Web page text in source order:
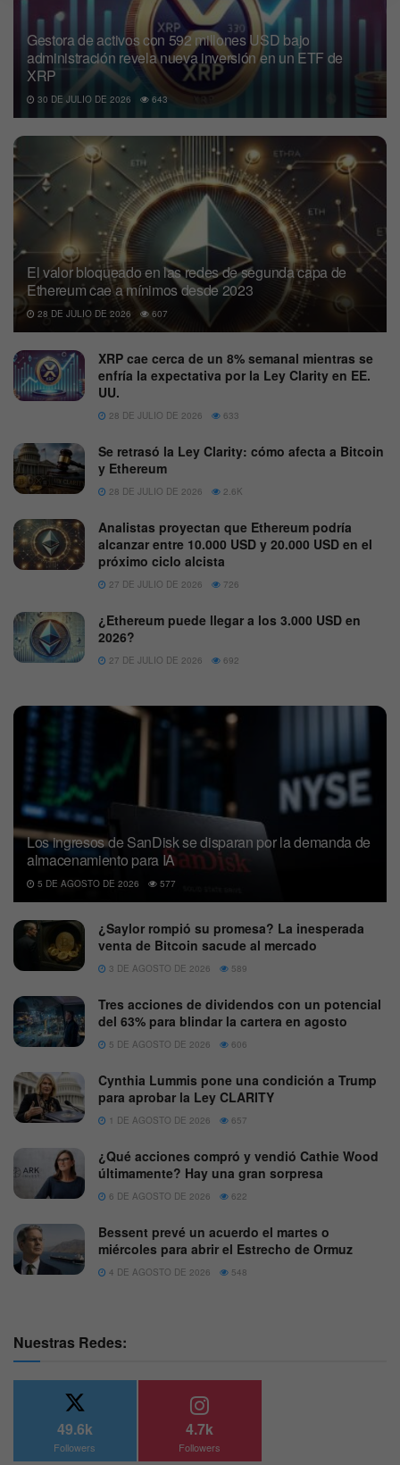
Gestora de activos con 592 millones USD bajo
administración revela nueva inversión en un ETF de
XRP
30 DE JULIO DE 2026 643
El valor bloqueado en las redes de segunda capa de
Ethereum cae a mínimos desde 2023
28 DE JULIO DE 2026 607
XRP cae cerca de un 8% semanal mientras se
enfría la expectativa por la Ley Clarity en EE.
UU.
28 DE JULIO DE 2026 633
Se retrasó la Ley Clarity: cómo afecta a Bitcoin
y Ethereum
28 DE JULIO DE 2026 2.6K
Analistas proyectan que Ethereum podría
alcanzar entre 10.000 USD y 20.000 USD en el
próximo ciclo alcista
27 DE JULIO DE 2026 726
¿Ethereum puede llegar a los 3.000 USD en
2026?
27 DE JULIO DE 2026 692
Los ingresos de SanDisk se disparan por la demanda de
almacenamiento para IA
5 DE AGOSTO DE 2026 577
¿Saylor rompió su promesa? La inesperada
venta de Bitcoin sacude al mercado
3 DE AGOSTO DE 2026 589
Tres acciones de dividendos con un potencial
del 63% para blindar la cartera en agosto
5 DE AGOSTO DE 2026 606
Cynthia Lummis pone una condición a Trump
para aprobar la Ley CLARITY
1 DE AGOSTO DE 2026 657
¿Qué acciones compró y vendió Cathie Wood
últimamente? Hay una gran sorpresa
6 DE AGOSTO DE 2026 622
Bessent prevé un acuerdo el martes o
miércoles para abrir el Estrecho de Ormuz
4 DE AGOSTO DE 2026 548
Nuestras Redes:
49.6k
Followers
4.7k
Followers